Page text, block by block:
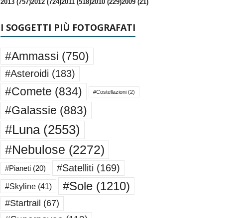
2013 (757)2012 (724)2011 (518)2010 (229)2009 (21)
I SOGGETTI PIÙ FOTOGRAFATI
#Ammassi (750)
#Asteroidi (183)
#Comete (834) #Costellazioni(2)
#Galassie (883)
#Luna(2553)
#Nebulose (2272)
#Pianeti(20) #Satelliti (169)
#Skyline(41) #Sole(1210)
#Startrail (67)